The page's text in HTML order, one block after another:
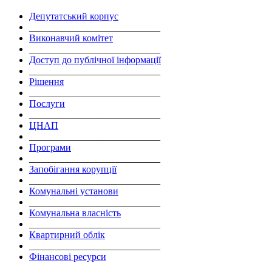
Депутатський корпус
Виконавчий комітет
Доступ до публічної інформації
Рішення
Послуги
ЦНАП
Програми
Запобігання корупції
Комунальні установи
Комунальна власність
Квартирний облік
Фінансові ресурси